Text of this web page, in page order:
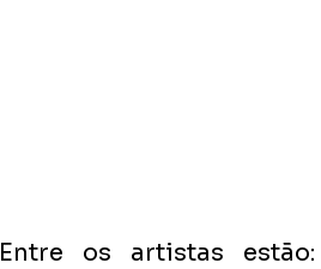
Entre os artistas estão: